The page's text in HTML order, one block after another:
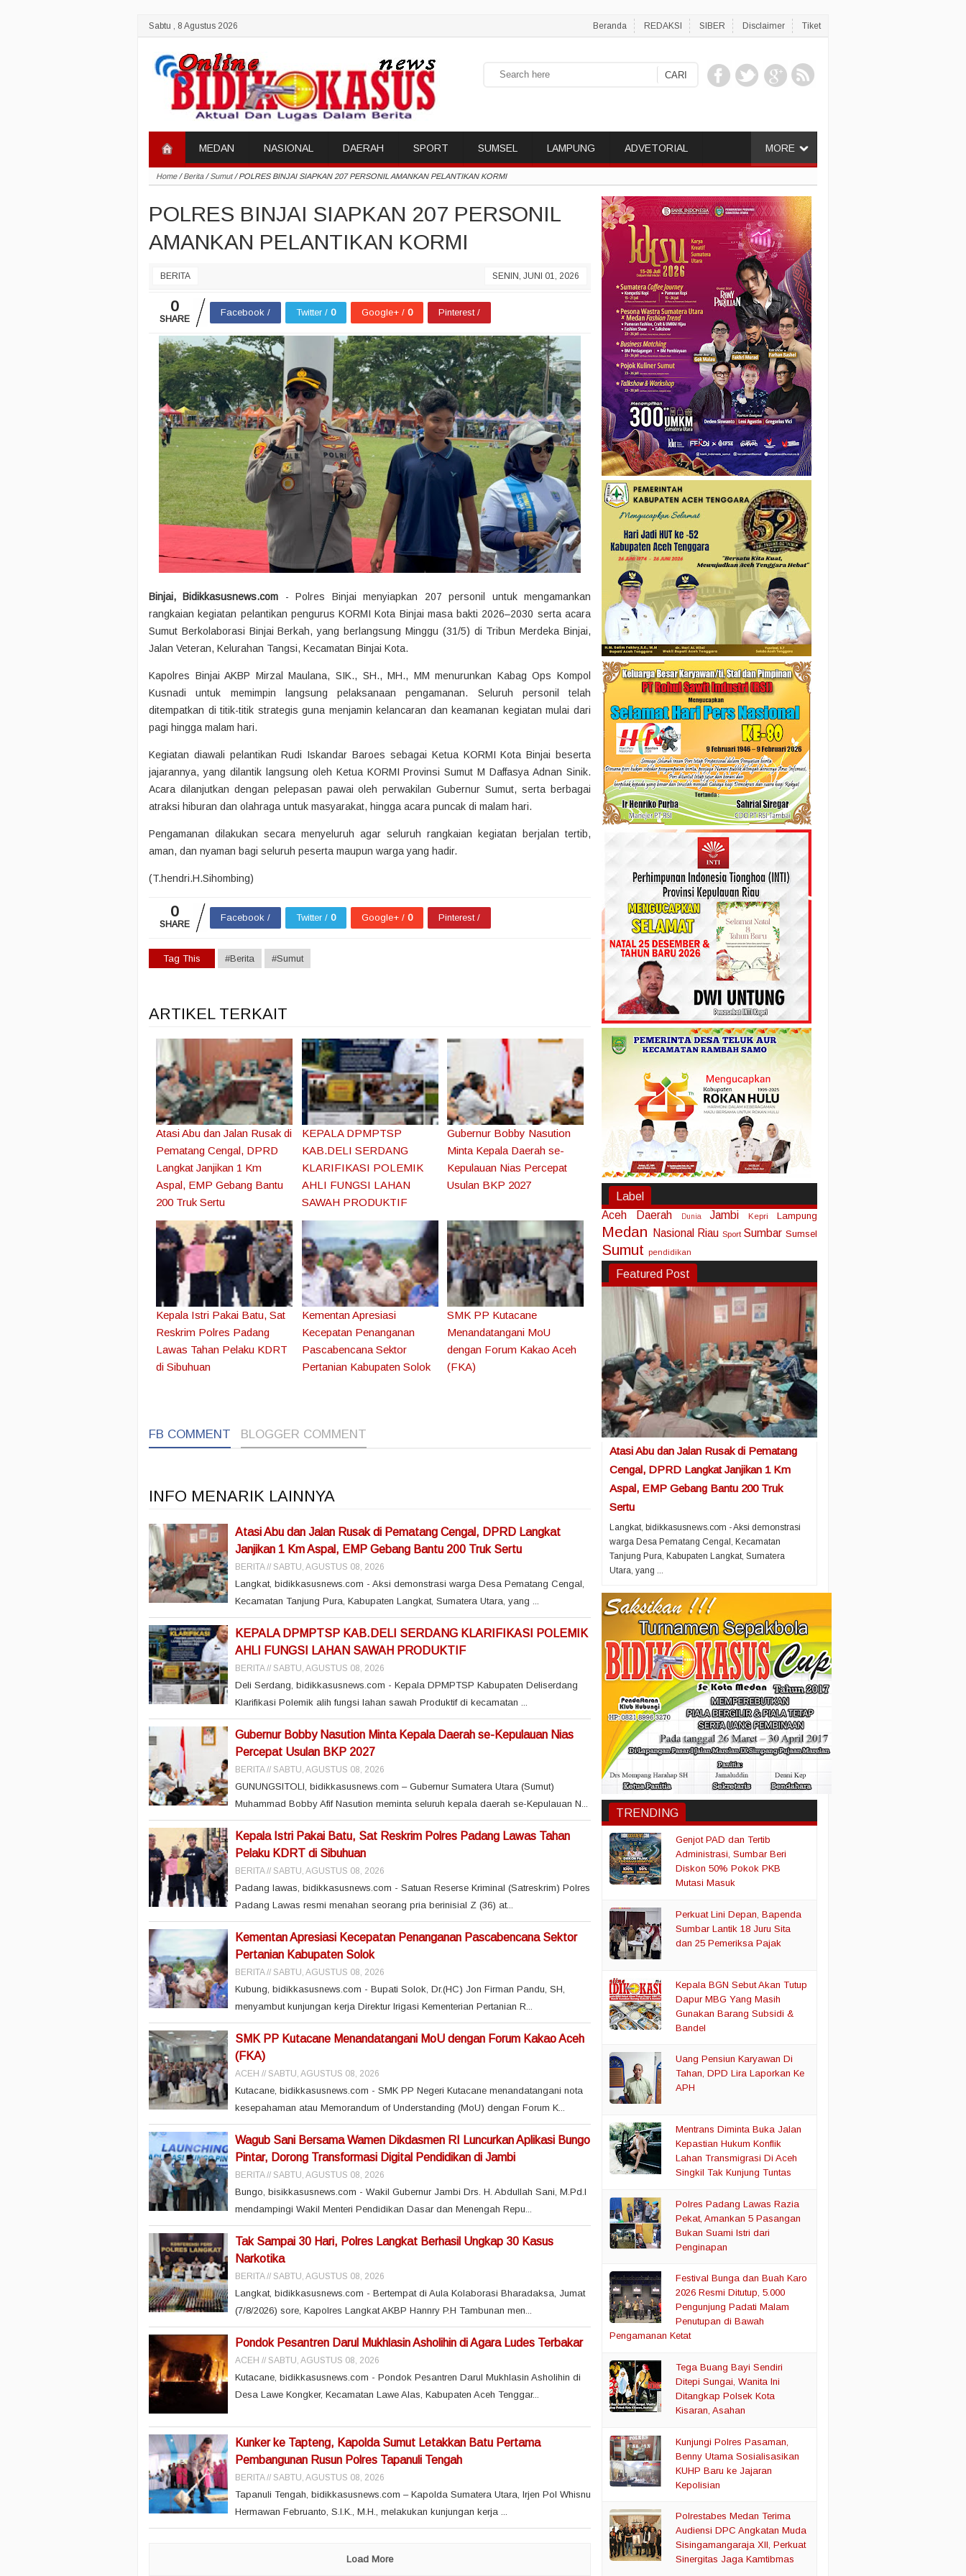
Sabtu , 8 Agustus 2026 Beranda REDAKSI SIBER Disclaimer Tiket
MORE
MEDAN NASIONAL DAERAH SPORT SUMSEL LAMPUNG ADVETORIAL
Home/Berita/Sumut/POLRES BINJAI SIAPKAN 207 PERSONIL AMANKAN PELANTIKAN KORMI
POLRES BINJAI SIAPKAN 207 PERSONIL
AMANKAN PELANTIKAN KORMI
BERITA SENIN, JUNI 01, 2026
0
SHARE
Facebook / Twitter / 0 Google+ / 0 Pinterest /
Binjai, Bidikkasusnews.com - Polres Binjai menyiapkan 207 personil untuk mengamankan
rangkaian kegiatan pelantikan pengurus KORMI Kota Binjai masa bakti 2026–2030 serta acara
Sumut Berkolaborasi Binjai Berkah, yang berlangsung Minggu (31/5) di Tribun Merdeka Binjai,
Jalan Veteran, Kelurahan Tangsi, Kecamatan Binjai Kota.
Kapolres Binjai AKBP Mirzal Maulana, SIK., SH., MH., MM menurunkan Kabag Ops Kompol
Kusnadi untuk memimpin langsung pelaksanaan pengamanan. Seluruh personil telah
ditempatkan di titik-titik strategis guna menjamin kelancaran dan keamanan kegiatan mulai dari
pagi hingga malam hari.
Kegiatan diawali pelantikan Rudi Iskandar Baroes sebagai Ketua KORMI Kota Binjai beserta
jajarannya, yang dilantik langsung oleh Ketua KORMI Provinsi Sumut M Daffasya Adnan Sinik.
Acara dilanjutkan dengan pelepasan pawai oleh perwakilan Gubernur Sumut, serta berbagai
atraksi hiburan dan olahraga untuk masyarakat, hingga acara puncak di malam hari.
Pengamanan dilakukan secara menyeluruh agar seluruh rangkaian kegiatan berjalan tertib,
aman, dan nyaman bagi seluruh peserta maupun warga yang hadir.
(T.hendri.H.Sihombing)
0
SHARE
Facebook / Twitter / 0 Google+ / 0 Pinterest /
Tag This #Berita #Sumut
ARTIKEL TERKAIT
Atasi Abu dan Jalan Rusak di
Pematang Cengal, DPRD
Langkat Janjikan 1 Km
Aspal, EMP Gebang Bantu
200 Truk Sertu
KEPALA DPMPTSP
KAB.DELI SERDANG
KLARIFIKASI POLEMIK
AHLI FUNGSI LAHAN
SAWAH PRODUKTIF
Gubernur Bobby Nasution
Minta Kepala Daerah se-
Kepulauan Nias Percepat
Usulan BKP 2027
Kepala Istri Pakai Batu, Sat
Reskrim Polres Padang
Lawas Tahan Pelaku KDRT
di Sibuhuan
Kementan Apresiasi
Kecepatan Penanganan
Pascabencana Sektor
Pertanian Kabupaten Solok
SMK PP Kutacane
Menandatangani MoU
dengan Forum Kakao Aceh
(FKA)
FB COMMENT BLOGGER COMMENT
INFO MENARIK LAINNYA
Atasi Abu dan Jalan Rusak di Pematang Cengal, DPRD Langkat
Janjikan 1 Km Aspal, EMP Gebang Bantu 200 Truk Sertu
BERITA SABTU, AGUSTUS 08, 2026
Langkat, bidikkasusnews.com - Aksi demonstrasi warga Desa Pematang Cengal,
Kecamatan Tanjung Pura, Kabupaten Langkat, Sumatera Utara, yang ...
KEPALA DPMPTSP KAB.DELI SERDANG KLARIFIKASI POLEMIK
AHLI FUNGSI LAHAN SAWAH PRODUKTIF
BERITA SABTU, AGUSTUS 08, 2026
Deli Serdang, bidikkasusnews.com - Kepala DPMPTSP Kabupaten Deliserdang
Klarifikasi Polemik alih fungsi lahan sawah Produktif di kecamatan ...
Gubernur Bobby Nasution Minta Kepala Daerah se-Kepulauan Nias
Percepat Usulan BKP 2027
BERITA SABTU, AGUSTUS 08, 2026
GUNUNGSITOLI, bidikkasusnews.com – Gubernur Sumatera Utara (Sumut)
Muhammad Bobby Afif Nasution meminta seluruh kepala daerah se-Kepulauan N...
Kepala Istri Pakai Batu, Sat Reskrim Polres Padang Lawas Tahan
Pelaku KDRT di Sibuhuan
BERITA SABTU, AGUSTUS 08, 2026
Padang lawas, bidikkasusnews.com - Satuan Reserse Kriminal (Satreskrim) Polres
Padang Lawas resmi menahan seorang pria berinisial Z (36) at...
Kementan Apresiasi Kecepatan Penanganan Pascabencana Sektor
Pertanian Kabupaten Solok
BERITA SABTU, AGUSTUS 08, 2026
Kubung, bidikkasusnews.com - Bupati Solok, Dr.(HC) Jon Firman Pandu, SH,
menyambut kunjungan kerja Direktur Irigasi Kementerian Pertanian R...
SMK PP Kutacane Menandatangani MoU dengan Forum Kakao Aceh
(FKA)
ACEH SABTU, AGUSTUS 08, 2026
Kutacane, bidikkasusnews.com - SMK PP Negeri Kutacane menandatangani nota
kesepahaman atau Memorandum of Understanding (MoU) dengan Forum K...
Wagub Sani Bersama Wamen Dikdasmen RI Luncurkan Aplikasi Bungo
Pintar, Dorong Transformasi Digital Pendidikan di Jambi
BERITA SABTU, AGUSTUS 08, 2026
Bungo, bisikkasusnews.com - Wakil Gubernur Jambi Drs. H. Abdullah Sani, M.Pd.I
mendampingi Wakil Menteri Pendidikan Dasar dan Menengah Repu...
Tak Sampai 30 Hari, Polres Langkat Berhasil Ungkap 30 Kasus
Narkotika
BERITA SABTU, AGUSTUS 08, 2026
Langkat, bidikkasusnews.com - Bertempat di Aula Kolaborasi Bharadaksa, Jumat
(7/8/2026) sore, Kapolres Langkat AKBP Hannry P.H Tambunan men...
Pondok Pesantren Darul Mukhlasin Asholihin di Agara Ludes Terbakar
ACEH SABTU, AGUSTUS 08, 2026
Kutacane, bidikkasusnews.com - Pondok Pesantren Darul Mukhlasin Asholihin di
Desa Lawe Kongker, Kecamatan Lawe Alas, Kabupaten Aceh Tenggar...
Kunker ke Tapteng, Kapolda Sumut Letakkan Batu Pertama
Pembangunan Rusun Polres Tapanuli Tengah
BERITA SABTU, AGUSTUS 08, 2026
Tapanuli Tengah, bidikkasusnews.com – Kapolda Sumatera Utara, Irjen Pol Whisnu
Hermawan Februanto, S.I.K., M.H., melakukan kunjungan kerja ...
Load More
Label
Aceh
Daerah Dunia Jambi Kepri Lampung
Medan Nasional Riau Sport Sumbar Sumsel
Sumut pendidikan
Featured Post
Atasi Abu dan Jalan Rusak di Pematang
Cengal, DPRD Langkat Janjikan 1 Km
Aspal, EMP Gebang Bantu 200 Truk
Sertu
Langkat, bidikkasusnews.com - Aksi demonstrasi
warga Desa Pematang Cengal, Kecamatan
Tanjung Pura, Kabupaten Langkat, Sumatera
Utara, yang ...
TRENDING
Genjot PAD dan Tertib
Administrasi, Sumbar Beri
Diskon 50% Pokok PKB
Mutasi Masuk
Perkuat Lini Depan, Bapenda
Sumbar Lantik 18 Juru Sita
dan 25 Pemeriksa Pajak
Kepala BGN Sebut Akan Tutup
Dapur MBG Yang Masih
Gunakan Barang Subsidi &
Bandel
Uang Pensiun Karyawan Di
Tahan, DPD Lira Laporkan Ke
APH
Mentrans Diminta Buka Jalan
Kepastian Hukum Konflik
Lahan Transmigrasi Di Aceh
Singkil Tak Kunjung Tuntas
Polres Padang Lawas Razia
Pekat, Amankan 5 Pasangan
Bukan Suami Istri dari
Penginapan
Festival Bunga dan Buah Karo
2026 Resmi Ditutup, 5.000
Pengunjung Padati Malam
Penutupan di Bawah
Pengamanan Ketat
Tega Buang Bayi Sendiri
Ditepi Sungai, Wanita Ini
Ditangkap Polsek Kota
Kisaran, Asahan
Kunjungi Polres Pasaman,
Benny Utama Sosialisasikan
KUHP Baru ke Jajaran
Kepolisian
Polrestabes Medan Terima
Audiensi DPC Angkatan Muda
Sisingamangaraja XII, Perkuat
Sinergitas Jaga Kamtibmas